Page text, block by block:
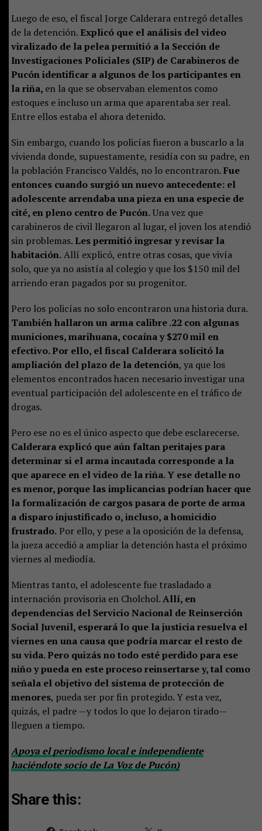
Luego de eso, el fiscal Jorge Calderara entregó detalles
de la detención. Explicó que el análisis del video
viralizado de la pelea permitió a la Sección de
Investigaciones Policiales (SIP) de Carabineros de
Pucón identificar a algunos de los participantes en
la riña, en la que se observaban elementos como
estoques e incluso un arma que aparentaba ser real.
Entre ellos estaba el ahora detenido.
Sin embargo, cuando los policías fueron a buscarlo a la
vivienda donde, supuestamente, residía con su padre, en
la población Francisco Valdés, no lo encontraron.Fue
entonces cuando surgió un nuevo antecedente: el
adolescente arrendaba una pieza en una especie de
cité, en pleno centro de Pucón.Una vez que
carabineros de civil llegaron al lugar, el joven los atendió
sin problemas. Les permitió ingresar y revisar la
habitación.Allí explicó, entre otras cosas, que vivía
solo, que ya no asistía al colegio y que los $150 mil del
arriendo eran pagados por su progenitor.
Pero los policías no solo encontraron una historia dura.
También hallaron un arma calibre .22 con algunas
municiones, marihuana, cocaína y $270 mil en
efectivo. Por ello, el fiscal Calderara solicitó la
ampliación del plazo de la detención, ya que los
elementos encontrados hacen necesario investigar una
eventual participación del adolescente en el tráfico de
drogas.
Pero ese no es el único aspecto que debe esclarecerse.
Calderara explicó que aún faltan peritajes para
determinar si el arma incautada corresponde a la
que aparece en el video de la riña. Y ese detalle no
es menor, porque las implicancias podrían hacer que
la formalización de cargos pasara de porte de arma
a disparo injustificado o, incluso, a homicidio
frustrado.Por ello, y pese a la oposición de la defensa,
la jueza accedió a ampliar la detención hasta el próximo
viernes al mediodía.
Mientras tanto, el adolescente fue trasladado a
internación provisoria en Cholchol.Allí, en
dependencias del Servicio Nacional de Reinserción
Social Juvenil, esperará lo que la justicia resuelva el
viernes en una causa que podría marcar el resto de
su vida. Pero quizás no todo esté perdido para ese
niño y pueda en este proceso reinsertarse y, tal como
señala el objetivo del sistema de protección de
menores, pueda ser por fin protegido. Y esta vez,
quizás, el padre —y todos lo que lo dejaron tirado—
lleguen a tiempo.
Apoya el periodismo local e independiente
haciéndote socio de La Voz de Pucón)
Share this: